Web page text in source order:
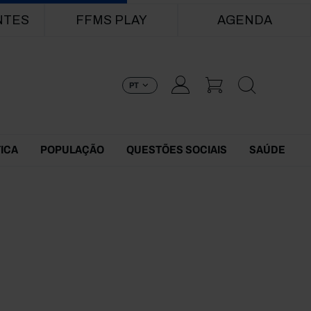
FFMS PLAY AGENDA
PT
POPULAÇÃO QUESTÕES SOCIAIS SAÚDE